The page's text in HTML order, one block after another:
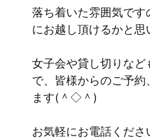
落ち着いた雰囲気で
にお越し頂けるかと思
女子会や貸し切りな
で、皆様からのご予約
ます(＾◇＾)
お気軽にお電話くださ